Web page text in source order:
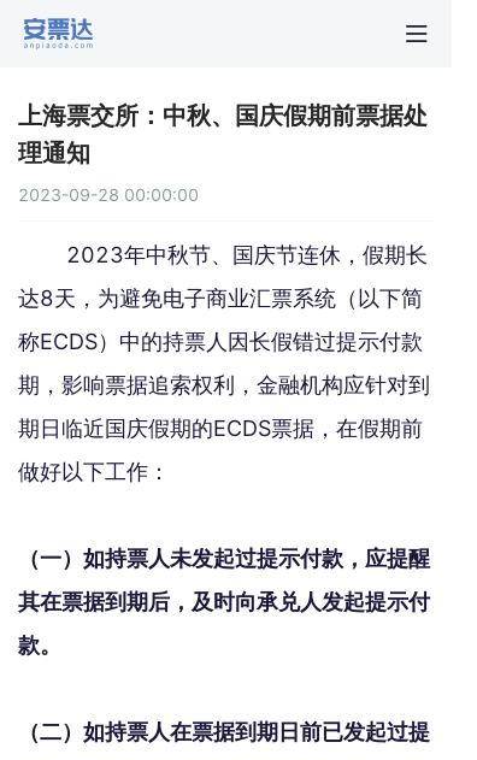
上海票交所：中秋、国庆假期前票据处
理通知
2023-09-28 00:00:00
2023年中秋节、国庆节连休，假期长
达8天，为避免电子商业汇票系统（以下简
称ECDS）中的持票人因长假错过提示付款
期，影响票据追索权利，金融机构应针对到
期日临近国庆假期的ECDS票据，在假期前
做好以下工作：
（一）如持票人未发起过提示付款，应提醒
其在票据到期后，及时向承兑人发起提示付
款。
（二）如持票人在票据到期日前已发起过提